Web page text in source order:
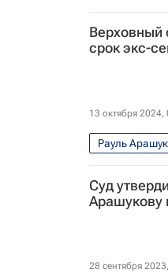
Верховный
срок экс-
13 октября 2024,
Рауль
Суд
Арашукову
28 сентября